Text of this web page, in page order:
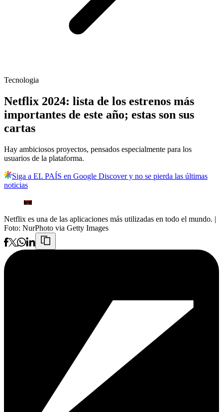
Tecnologia
Netflix 2024: lista de los estrenos más
importantes de este año; estas son sus
cartas
Hay ambiciosos proyectos, pensados especialmente para los
usuarios de la plataforma.
Siga a EL PAÍS en Google Discover y no se pierda las últimas
noticias
Netflix es una de las aplicaciones más utilizadas en todo el mundo. |
Foto: NurPhoto via Getty Images